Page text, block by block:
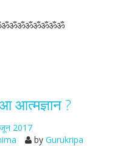
आत्मज्ञान ?
जून 2017
by Gurukripa